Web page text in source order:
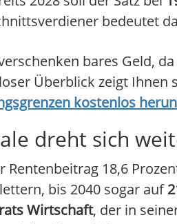
bedeutet
bares Geld,
Überblick zeigt
kostenlos
dreht sich
Rentenbeitrag 18,6
bis 2040 sogar auf
Wirtschaft, der in